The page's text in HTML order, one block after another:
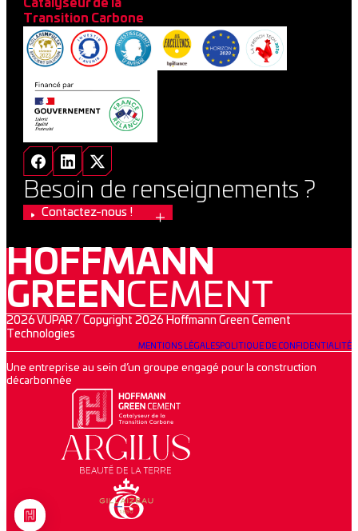
Catalyseur de la
Transition Carbone
Besoin de renseignements ?
Contactez-nous !
HOFFMANN
GREENCEMENT
2026 VUPAR / Copyright 2026 Hoffmann Green Cement
Technologies
MENTIONS LÉGALES POLITIQUE DE CONFIDENTIALITÉ
Une entreprise au sein d’un groupe engagé pour la construction
décarbonnée